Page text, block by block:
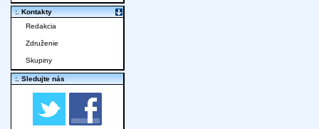
:. Kontakty
Redakcia
Združenie
Skupiny
:. Sledujte nás